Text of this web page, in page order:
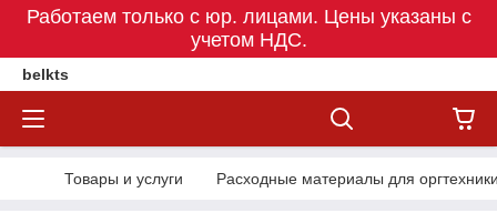
Работаем только с юр. лицами. Цены указаны c
учетом НДС.
belkts
Товары и услуги Расходные материалы для